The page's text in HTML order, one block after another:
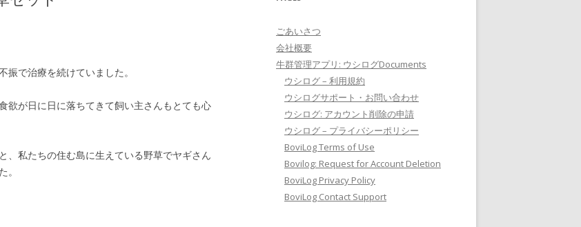
で治療を続けていました。
欲が日に日に落ちてきて飼い主さんもとても心
、私たちの住む島に生えている野草でヤギさん
ごあいさつ
会社概要
牛群管理アプリ: ウシログDocuments
ウシログ – 利用規約
ウシログサポート・お問い合わせ
ウシログ: アカウント削除の申請
ウシログ – プライバシーポリシー
BoviLog Terms of Use
Bovilog: Request for Account Deletion
BoviLog Privacy Policy
BoviLog Contact Support